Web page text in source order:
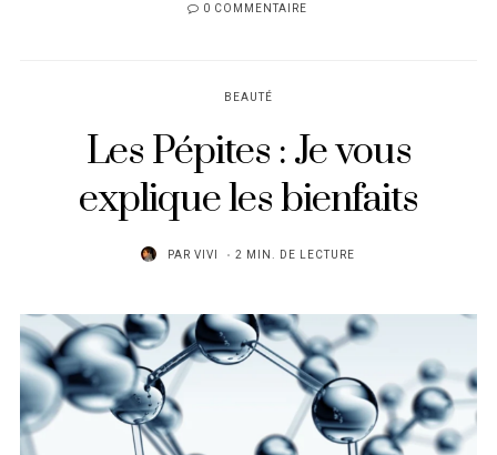
0 COMMENTAIRE
BEAUTÉ
Les Pépites : Je vous
explique les bienfaits
PAR VIVI 2 MIN. DE LECTURE